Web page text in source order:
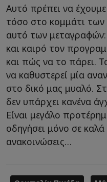
Αυτό πρέπει να
τόσο στο κομμάτι
αυτό των μεταγραφών:
και καιρό τον
και πώς να το πάρει.
να καθυστερεί μία
στο δικό μας μυαλό.
δεν υπάρχει κανένα
Είναι μεγάλο
οδηγήσει μόνο σε
ανακοινώσεις…